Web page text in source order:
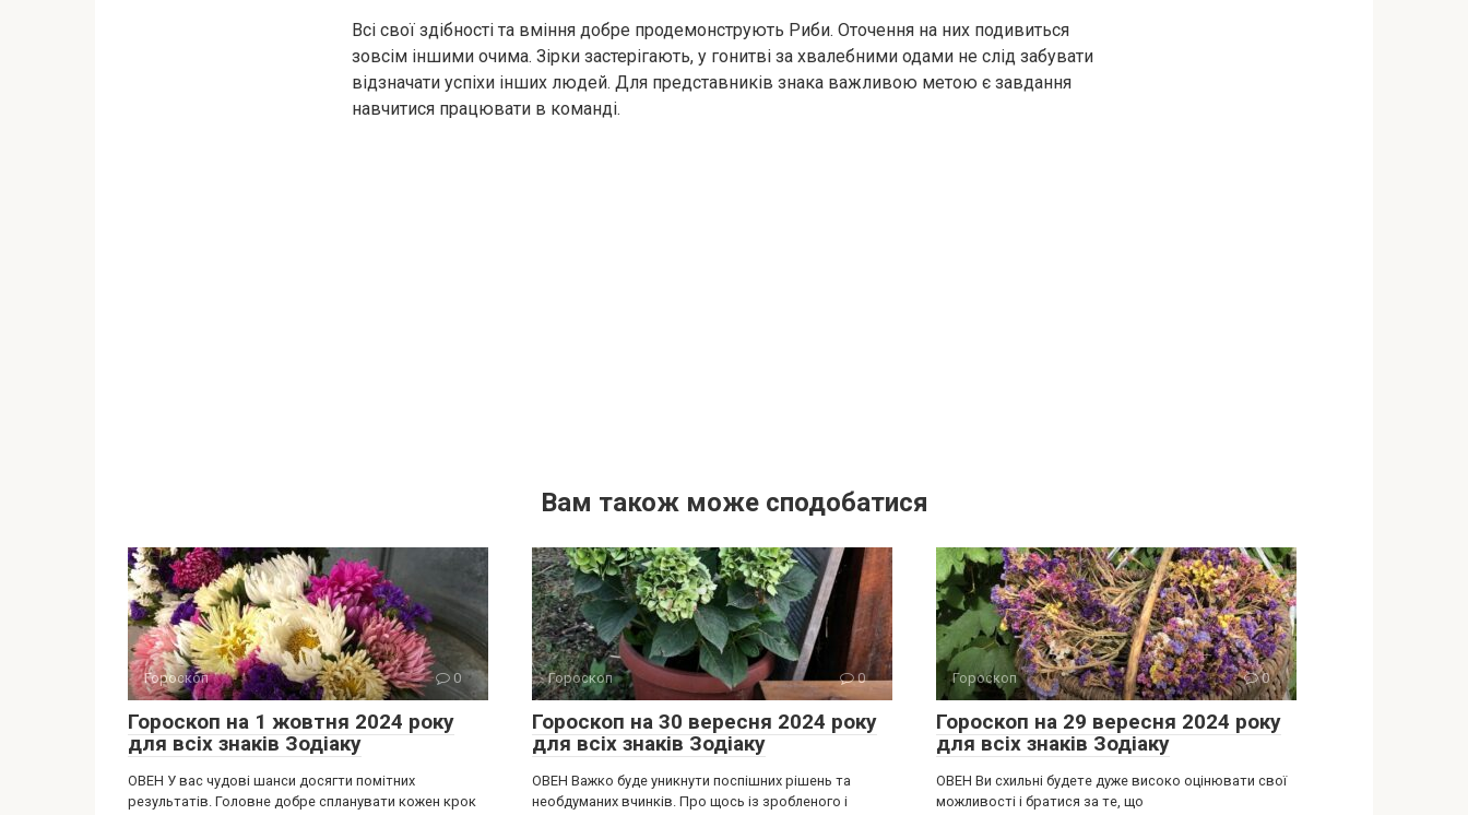
Всі свої здібності та вміння добре продемонструють Риби. Оточення на них подивиться
зовсім іншими очима. Зірки застерігають, у гонитві за хвалебними одами не слід забувати
відзначати успіхи інших людей. Для представників знака важливою метою є завдання
навчитися працювати в команді.
Вам також може сподобатися
Гороскоп 0
Гороскоп на 1 жовтня 2024 року
для всіх знаків Зодіаку
ОВЕН У вас чудові шанси досягти помітних
результатів. Головне добре спланувати кожен крок
Гороскоп 0
Гороскоп на 30 вересня 2024 року
для всіх знаків Зодіаку
ОВЕН Важко буде уникнути поспішних рішень та
необдуманих вчинків. Про щось із зробленого і
Гороскоп 0
Гороскоп на 29 вересня 2024 року
для всіх знаків Зодіаку
ОВЕН Ви схильні будете дуже високо оцінювати свої
можливості і братися за те, що